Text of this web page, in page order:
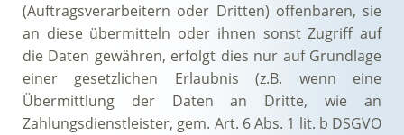
(Auftragsverarbeitern oder Dritten) offenbaren, sie
an diese übermitteln oder ihnen sonst Zugriff auf
die Daten gewähren, erfolgt dies nur auf Grundlage
einer gesetzlichen Erlaubnis (z.B. wenn eine
Übermittlung der Daten an Dritte, wie an
Zahlungsdienstleister, gem. Art. 6 Abs. 1 lit. b DSGVO